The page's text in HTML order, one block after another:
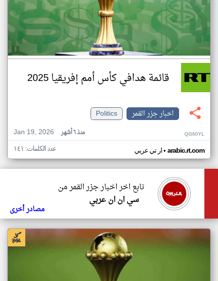
قائمة هدافي كأس أمم إفريقيا 2025
اخبار جزر القمر
Politics
Jan 19, 2026
منذ ٦ أشهر QG60YL
ار تي عربي• arabic.rt.com عدد الكلمات: ١٤١
تابع اخر اخبار جزر القمر من
سي ان ان عربي
مصادر أخرى